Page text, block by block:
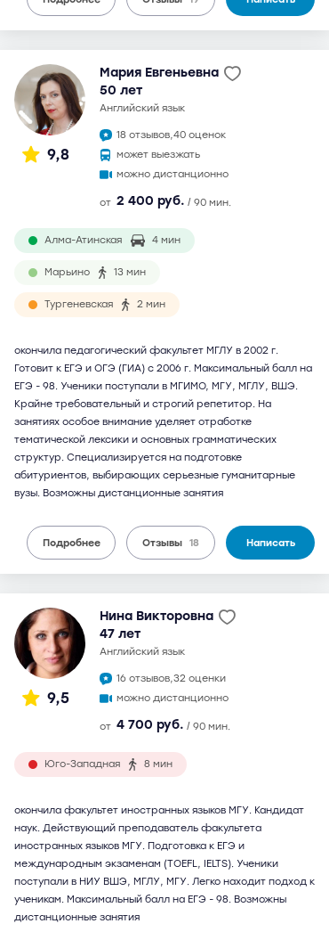
9,8
Мария Евгеньевна
50 лет
английский язык
18 отзывов,40 оценок
может выезжать
можно дистанционно
от 2 400 руб. / 90 мин.
Алма-Атинская 4 мин
Марьино 13 мин
Тургеневская 2 мин
окончила педагогический факультет МГЛУ в 2002 г.
Готовит к ЕГЭ и ОГЭ (ГИА) с 2006 г. Максимальный балл на
ЕГЭ - 98. Ученики поступали в МГИМО, МГУ, МГЛУ, ВШЭ.
Крайне требовательный и строгий репетитор. На
занятиях особое внимание уделяет отработке
тематической лексики и основных грамматических
структур. Специализируется на подготовке
абитуриентов, выбирающих серьезные гуманитарные
вузы. Возможны дистанционные занятия
Подробнее Отзывы 18 Написать
9,5
Нина Викторовна
47 лет
английский язык
16 отзывов,32 оценки
можно дистанционно
от 4 700 руб. / 90 мин.
Юго-Западная 8 мин
окончила факультет иностранных языков МГУ. Кандидат
наук. Действующий преподаватель факультета
иностранных языков МГУ. Подготовка к ЕГЭ и
международным экзаменам (TOEFL, IELTS). Ученики
поступали в НИУ ВШЭ, МГЛУ, МГУ. Легко находит подход к
ученикам. Максимальный балл на ЕГЭ - 98. Возможны
дистанционные занятия